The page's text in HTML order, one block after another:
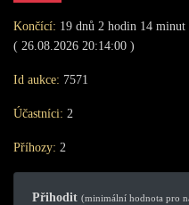
Končící: 19 dnů 2 hodin 14 minut
( 26.08.2026 20:14:00 )
Id aukce: 7571
Účastníci: 2
Příhozy: 2
Přihodit (minimální hodnota pro